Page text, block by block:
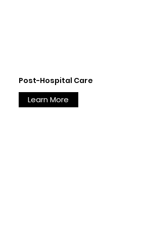
Post-Hospital Care
Learn More